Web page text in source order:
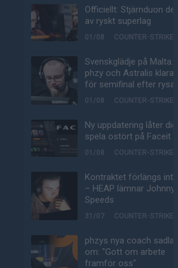
Officiellt: Stjärnduon del
av ryskt superlag
01/08 COUNTER-STRIKE
Svenskglädje på Malta:
phzy och Astralis klara
för semifinal efter rysare
01/08 COUNTER-STRIKE
Ny uppdatering låter dig
spela ostört på Faceit
01/08 COUNTER-STRIKE
Kontraktet förlängs inte
– HEAP lämnar Johnny
Speeds
31/07 COUNTER-STRIKE
phzys nya coach sadlar
om: "Gott om arbete
framför oss"